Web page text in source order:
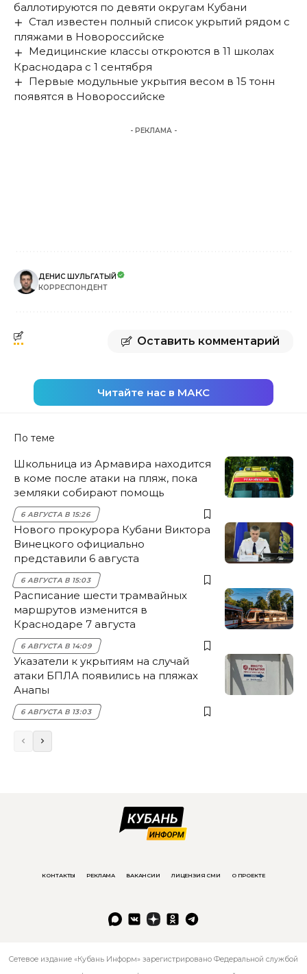
баллотируются по девяти округам Кубани
Стал известен полный список укрытий рядом с
пляжами в Новороссийске
Медицинские классы откроются в 11 школах
Краснодара с 1 сентября
Первые модульные укрытия весом в 15 тонн
появятся в Новороссийске
- РЕКЛАМА -
ДЕНИС ШУЛЬГАТЫЙ
КОРРЕСПОНДЕНТ
Оставить комментарий
Читайте нас в МАКС
По теме
Школьница из Армавира находится
в коме после атаки на пляж, пока
земляки собирают помощь
6 АВГУСТА В 15:26
Нового прокурора Кубани Виктора
Винецкого официально
представили 6 августа
6 АВГУСТА В 15:03
Расписание шести трамвайных
маршрутов изменится в
Краснодаре 7 августа
6 АВГУСТА В 14:09
Указатели к укрытиям на случай
атаки БПЛА появились на пляжах
Анапы
6 АВГУСТА В 13:03
КОНТАКТЫ РЕКЛАМА ВАКАНСИИ ЛИЦЕНЗИЯ СМИ О ПРОЕКТЕ
Сетевое издание «Кубань Информ» зарегистрировано Федеральной службой